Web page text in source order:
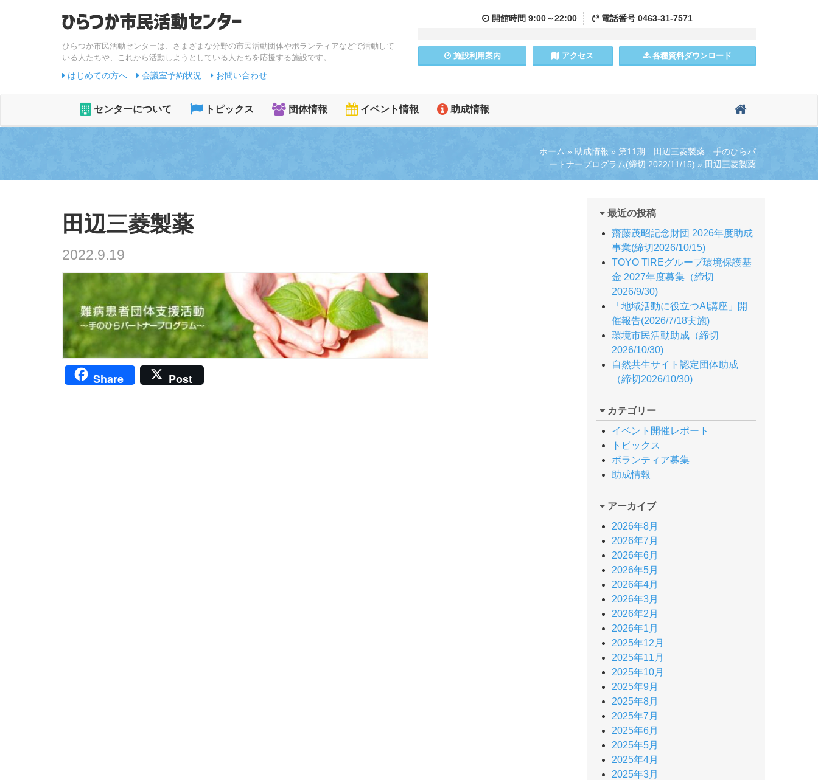
ひらつか市民活動センターは、さまざまな分野の市民活動団体やボランティアなどで活動して
いる人たちや、これから活動しようとしている人たちを応援する施設です。
はじめての方へ 会議室予約状況 お問い合わせ
開館時間 9:00～22:00 電話番号0463-31-7571
施設利用案内 アクセス 各種資料ダウンロード
センターについて トピックス 団体情報 イベント情報 助成情報
ホーム » 助成情報 » 第11期 田辺三菱製薬 手のひらパ
ートナープログラム(締切 2022/11/15) » 田辺三菱製薬
田辺三菱製薬
2022.9.19
Share Post
最近の投稿
齋藤茂昭記念財団 2026年度助成
事業(締切2026/10/15)
TOYO TIREグループ環境保護基
金 2027年度募集（締切
2026/9/30)
「地域活動に役立つAI講座」開
催報告(2026/7/18実施)
環境市民活動助成（締切
2026/10/30)
自然共生サイト認定団体助成
（締切2026/10/30)
カテゴリー
イベント開催レポート
トピックス
ボランティア募集
助成情報
アーカイブ
2026年8月
2026年7月
2026年6月
2026年5月
2026年4月
2026年3月
2026年2月
2026年1月
2025年12月
2025年11月
2025年10月
2025年9月
2025年8月
2025年7月
2025年6月
2025年5月
2025年4月
2025年3月